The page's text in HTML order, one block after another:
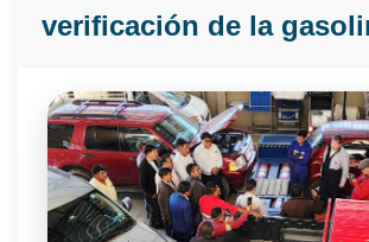
verificación de la